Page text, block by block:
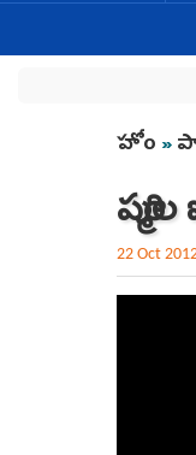
You
హోం »
22 Oct